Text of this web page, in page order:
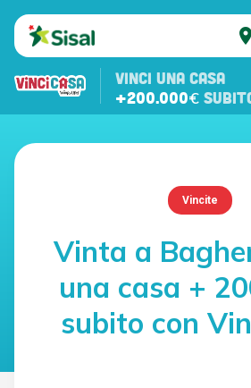
place
VINCI UNA CASA
+200.000€
Vincite
Vinta a
una casa +
subito con